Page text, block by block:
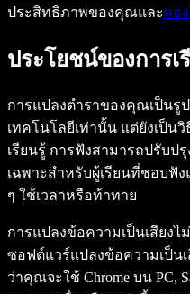
ประสิทธิภาพของคุณและลอ
ประโยชน์ของการเ
การแปลงตำราของคุณเป็นรู
เทคโนโลยีเท่านั้น แต่ยังเป็
เรียนรู้ การฟังสามารถปรับป
เฉพาะสำหรับผู้เรียนที่ชอบฟั
ๆ ใช้เวลาหรือท้าทาย
การแปลงข้อความเป็นเสียง
ซอฟต์แวร์แปลงข้อความเป็น
ว่าคุณจะใช้ Chrome บน PC,